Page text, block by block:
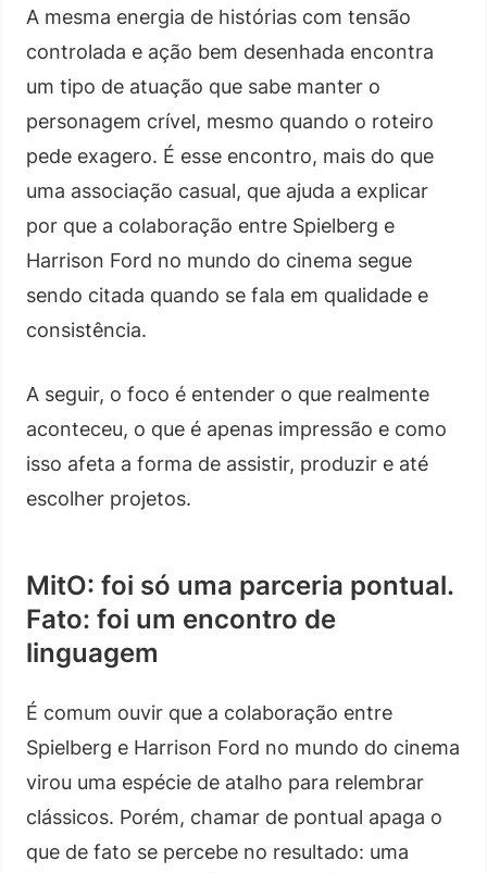
A mesma energia de histórias com tensão
controlada e ação bem desenhada encontra
um tipo de atuação que sabe manter o
personagem crível, mesmo quando o roteiro
pede exagero. É esse encontro, mais do que
uma associação casual, que ajuda a explicar
por que a colaboração entre Spielberg e
Harrison Ford no mundo do cinema segue
sendo citada quando se fala em qualidade e
consistência.
A seguir, o foco é entender o que realmente
aconteceu, o que é apenas impressão e como
isso afeta a forma de assistir, produzir e até
escolher projetos.
MitO: foi só uma parceria pontual.
Fato: foi um encontro de
linguagem
É comum ouvir que a colaboração entre
Spielberg e Harrison Ford no mundo do cinema
virou uma espécie de atalho para relembrar
clássicos. Porém, chamar de pontual apaga o
que de fato se percebe no resultado: uma